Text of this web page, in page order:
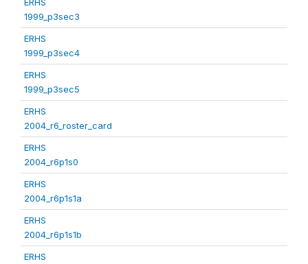
1999_p3sec3
ERHS
1999_p3sec4
ERHS
1999_p3sec5
ERHS
2004_r6_roster_card
ERHS
2004_r6p1s0
ERHS
2004_r6p1s1a
ERHS
2004_r6p1s1b
ERHS